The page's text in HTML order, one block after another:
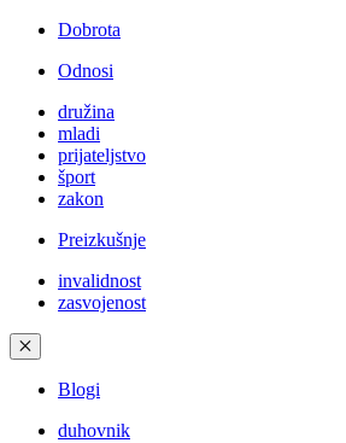
Dobrota
Odnosi
družina
mladi
prijateljstvo
šport
zakon
Preizkušnje
invalidnost
zasvojenost
✕
Blogi
duhovnik